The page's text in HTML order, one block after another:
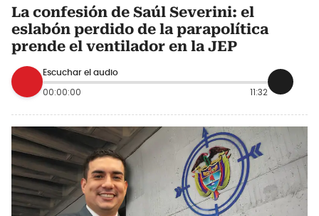
La confesión de Saúl Severini: el
eslabón perdido de la parapolítica
prende el ventilador en la JEP
Escuchar el audio
00:00:00 11:32